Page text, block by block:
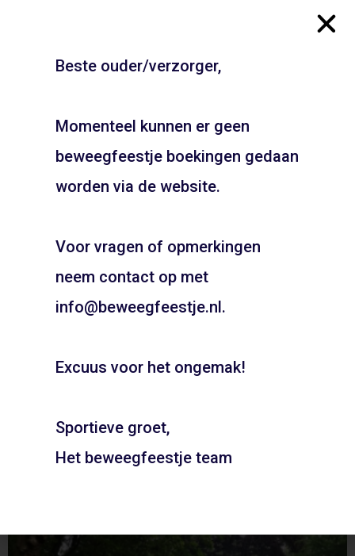
Heerenduinen – Santpoort Noord
JOUW FEESTJE IN
SINTERKLAAS OF KERST
Pietentraining, Pakjes bezorgen? Het kan allemaal!
06 21 89 71 85
Beste ouder/verzorger,
Momenteel kunnen er geen
beweegfeestje boekingen gedaan
worden via de website.
Voor vragen of opmerkingen
neem contact op met
info@beweegfeestje.nl.
Excuus voor het ongemak!
Sportieve groet,
Het beweegfeestje team